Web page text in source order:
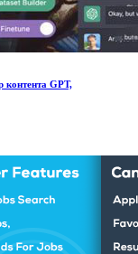
контента GPT,